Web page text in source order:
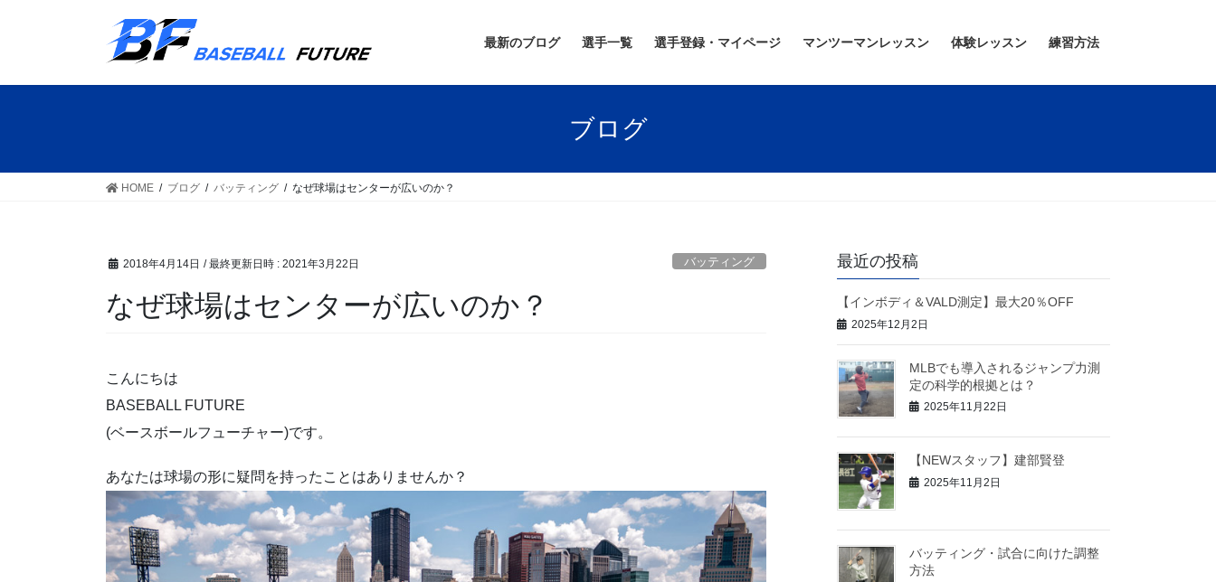
最新のブログ 選手一覧 選手登録・マイページ マンツーマンレッスン 体験レッスン 練習方法
ブログ
HOME ブログ バッティング なぜ球場はセンターが広いのか？
2018年4月14日 / 最終更新日時 : 2021年3月22日 バッティング
なぜ球場はセンターが広いのか？
こんにちは
BASEBALL FUTURE
(ベースボールフューチャー)です。
あなたは球場の形に疑問を持ったことはありませんか？
最近の投稿
【インボディ＆VALD測定】最大20％OFF
2025年12月2日
MLBでも導入されるジャンプ力測
定の科学的根拠とは？
2025年11月22日
【NEWスタッフ】建部賢登
2025年11月2日
バッティング・試合に向けた調整
方法